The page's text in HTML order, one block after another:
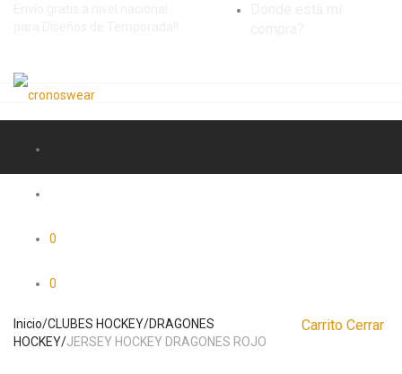
0
0
Inicio/CLUBES HOCKEY/DRAGONES
HOCKEY/JERSEY HOCKEY DRAGONES ROJO
Carrito Cerrar